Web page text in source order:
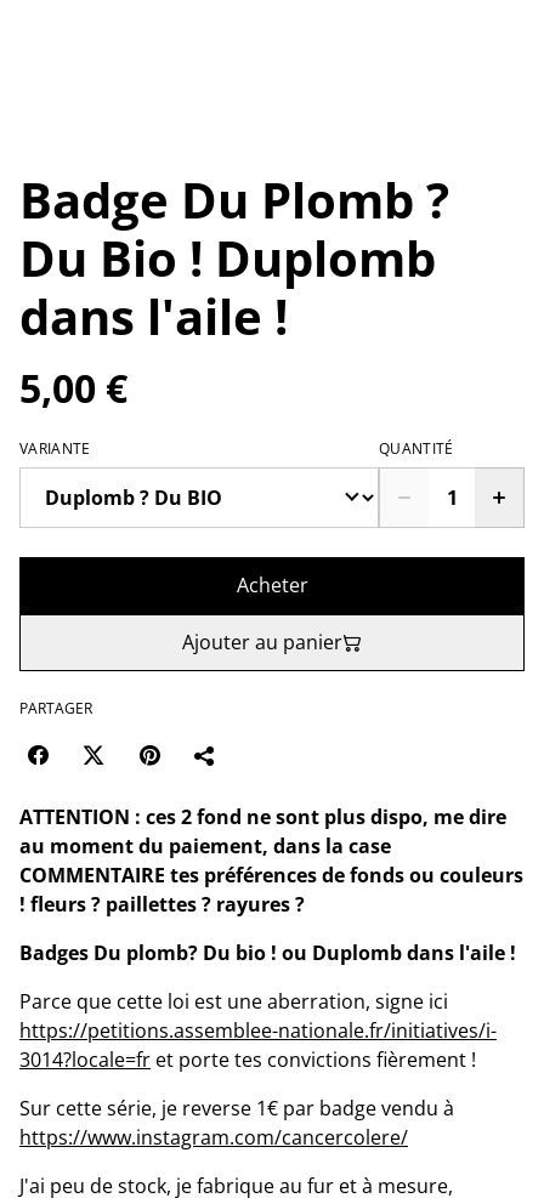
Badge Du Plomb ?
Du Bio ! Duplomb
dans l'aile !
5,00 €
VARIANTE QUANTITÉ
Acheter
Ajouter au panier
PARTAGER
ATTENTION : ces 2 fond ne sont plus dispo, me dire
au moment du paiement, dans la case
COMMENTAIRE tes préférences de fonds ou couleurs
! fleurs ? paillettes ? rayures ?
Badges Du plomb? Du bio ! ou Duplomb dans l'aile !
Parce que cette loi est une aberration, signe ici
https://petitions.assemblee-nationale.fr/initiatives/i-
3014?locale=fr et porte tes convictions fièrement !
Sur cette série, je reverse 1€ par badge vendu à
https://www.instagram.com/cancercolere/
J'ai peu de stock, je fabrique au fur et à mesure,